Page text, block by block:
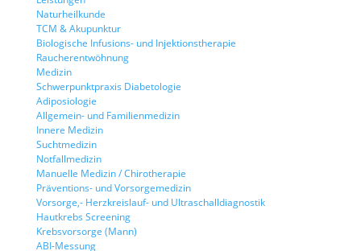
Naturheilkunde
TCM & Akupunktur
Biologische Infusions- und Injektionstherapie
Raucherentwöhnung
Medizin
Schwerpunktpraxis Diabetologie
Adiposiologie
Allgemein- und Familienmedizin
Innere Medizin
Suchtmedizin
Notfallmedizin
Manuelle Medizin / Chirotherapie
Präventions- und Vorsorgemedizin
Vorsorge,- Herzkreislauf- und Ultraschalldiagnostik
Hautkrebs Screening
Krebsvorsorge (Mann)
ABI-Messung